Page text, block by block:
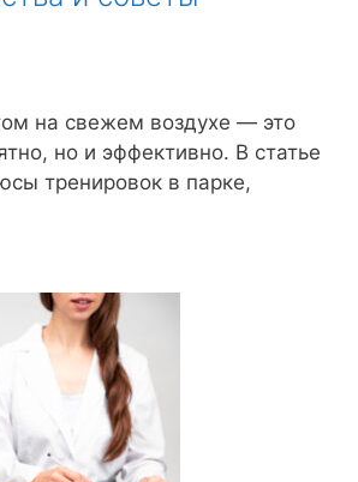
на свежем воздухе — это
но и эффективно. В статье
тренировок в парке,